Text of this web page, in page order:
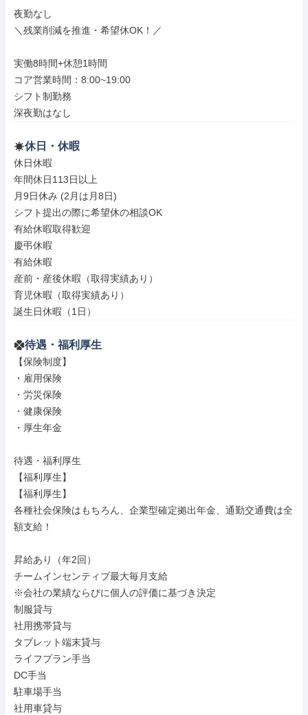
夜勤なし
＼残業削減を推進・希望休OK！／
実働8時間+休憩1時間
コア営業時間：8:00~19:00
シフト制勤務
深夜勤はなし
休日・休暇
休日休暇
年間休日113日以上
月9日休み (2月は月8日)
シフト提出の際に希望休の相談OK
有給休暇取得歓迎
慶弔休暇
有給休暇
産前・産後休暇（取得実績あり）
育児休暇（取得実績あり）
誕生日休暇（1日）
待遇・福利厚生
【保険制度】
・雇用保険
・労災保険
・健康保険
・厚生年金
待遇・福利厚生
【福利厚生】
【福利厚生】
各種社会保険はもちろん、企業型確定拠出年金、通勤交通費は全
額支給！
昇給あり（年2回）
チームインセンティブ最大毎月支給
※会社の業績ならびに個人の評価に基づき決定
制服貸与
社用携帯貸与
タブレット端末貸与
ライフプラン手当
DC手当
駐車場手当
社用車貸与